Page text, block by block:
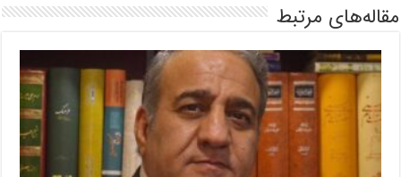
مقاله‌های مرتبط